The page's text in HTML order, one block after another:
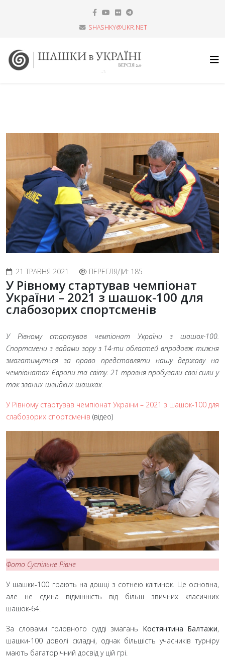
SHASHKY@UKR.NET
21 ТРАВНЯ 2021 ПЕРЕГЛЯДИ: 185
У Рівному стартував чемпіонат
України – 2021 з шашок-100 для
слабозорих спортсменів
У Рівному стартував чемпіонат України з шашок-100.
Спортсмени з вадами зору з 14-ти областей впродовж тижня
змагатимуться за право представляти нашу державу на
чемпіонатах Європи та світу. 21 травня пробували свої сили у
так званих швидких шашках.
У Рівному стартував чемпіонат України – 2021 з шашок-100 для
слабозорих спортсменів (відео)
Фото Суспільне Рівне
У шашки-100 грають на дошці з сотнею клітинок. Це основна,
але не єдина відмінність від більш звичних класичних
шашок-64.
За словами головного судді змагань Костянтина Балтажи,
шашки-100 доволі складні, однак більшість учасників турніру
мають багаторічний досвід у цій грі.